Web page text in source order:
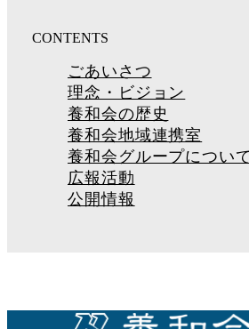
CONTENTS
ごあいさつ
理念・ビジョン
養和会の歴史
養和会地域連携室
養和会グループについて
広報活動
公開情報